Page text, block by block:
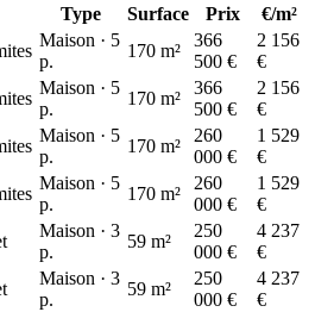
810 k€
Type Surface Prix
€/m²
Maison · 5
p.
170 m²
366
500 €
2 156
€
Maison · 5
p.
170 m²
366
500 €
2 156
€
Maison · 5
p.
170 m²
260
000 €
1 529
€
Maison · 5
p.
170 m²
260
000 €
1 529
€
Maison · 3
p.
59 m²
250
000 €
4 237
€
Maison · 3
p.
59 m²
250
000 €
4 237
€